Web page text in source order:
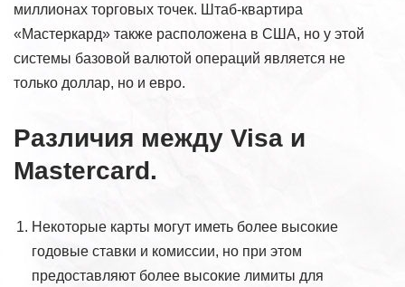
миллионах торговых точек. Штаб-квартира
«Мастеркард» также расположена в США, но у этой
системы базовой валютой операций является не
только доллар, но и евро.
Различия между Visa и
Mastercard.
Некоторые карты могут иметь более высокие
годовые ставки и комиссии, но при этом
предоставляют более высокие лимиты для